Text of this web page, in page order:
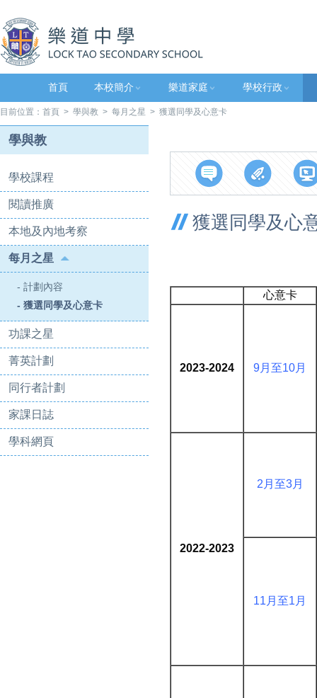
首頁 本校簡介 樂道家庭 學校行政
目前位置： 首頁 > 學與教 > 每月之星 > 獲選同學及心意卡
學與教
學校課程
閱讀推廣
本地及內地考察
每月之星
- 計劃內容
- 獲選同學及心意卡
功課之星
菁英計劃
同行者計劃
家課日誌
學科網頁
獲選同學及心
心意卡
2023-2024 9月至10月
2022-2023
2月至3月
11 月至1月